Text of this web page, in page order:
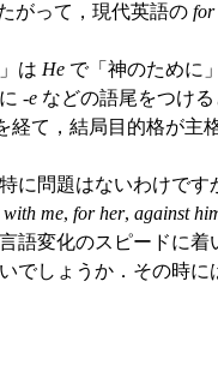
がって，現代英語の for
は He で「神のために
-e などの語尾をつけ
て，結局目的格が主
に問題はないわけです
with me, for her, against
語変化のスピードに着
でしょうか．その時に